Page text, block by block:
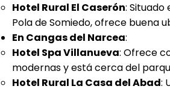
Hotel Rural El Caserón: Situado
Pola de Somiedo, ofrece buena
En Cangas del Narcea:
Hotel Spa Villanueva: Ofrece
modernas y está cerca del
Hotel Rural La Casa del Abad: